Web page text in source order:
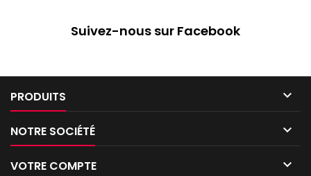
Suivez-nous sur Facebook
PRODUITS 
NOTRE SOCIÉTÉ 
VOTRE COMPTE 